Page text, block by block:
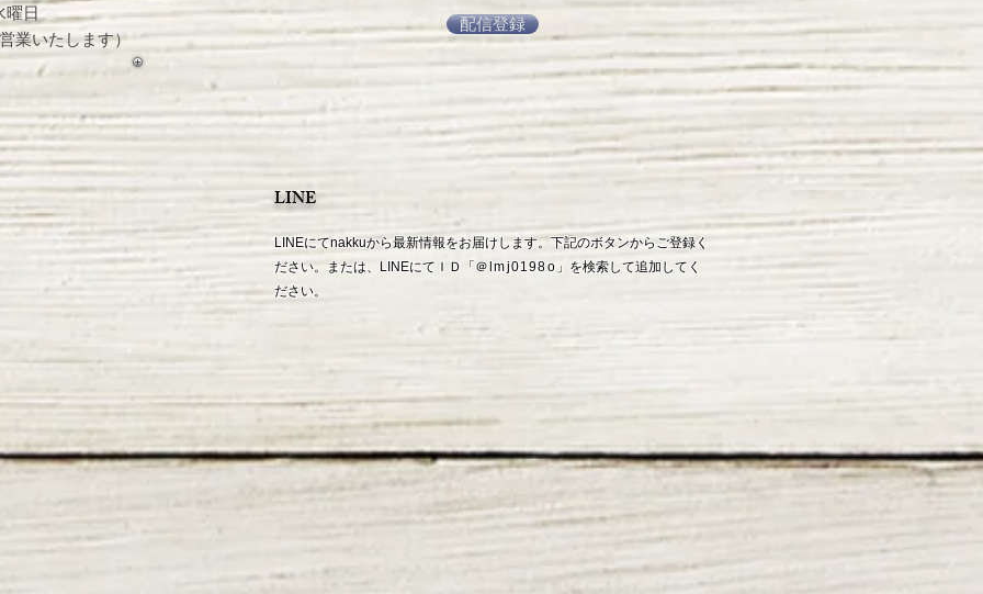
曜日
いたします）
配信登録
LINE
LINEにてnakkuから最新情報をお届けします。下記のボタンからご登録く
ださい。または、LINEにてＩＤ「 ＠lmj0198o 」を検索して追加してく
ださい。